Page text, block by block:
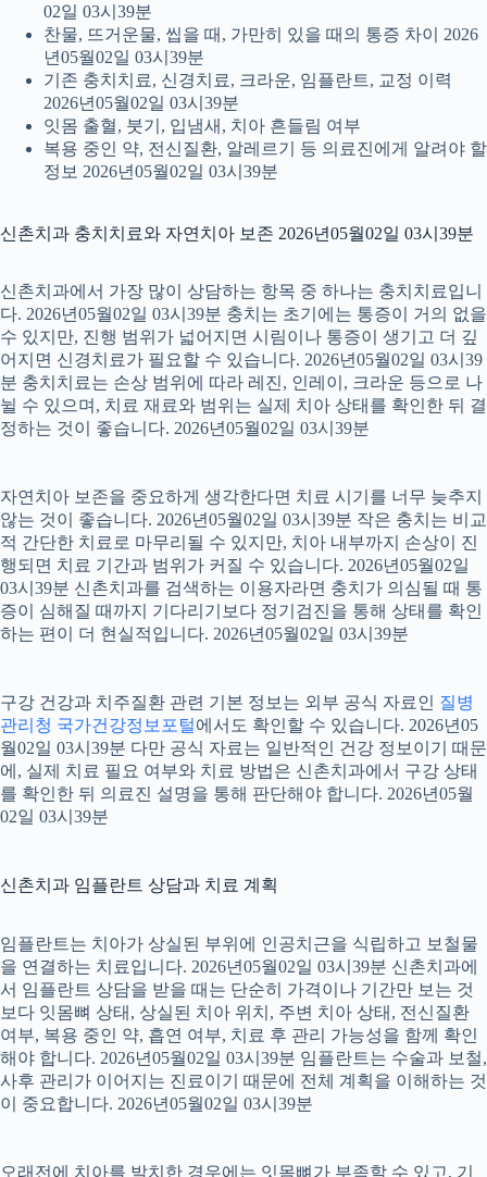
02일 03시39분
찬물, 뜨거운물, 씹을 때, 가만히 있을 때의 통증 차이 2026
년05월02일 03시39분
기존 충치치료, 신경치료, 크라운, 임플란트, 교정 이력
2026년05월02일 03시39분
잇몸 출혈, 붓기, 입냄새, 치아 흔들림 여부
복용 중인 약, 전신질환, 알레르기 등 의료진에게 알려야 할
정보 2026년05월02일 03시39분
신촌치과 충치치료와 자연치아 보존 2026년05월02일 03시39분
신촌치과에서 가장 많이 상담하는 항목 중 하나는 충치치료입니
다. 2026년05월02일 03시39분 충치는 초기에는 통증이 거의 없을
수 있지만, 진행 범위가 넓어지면 시림이나 통증이 생기고 더 깊
어지면 신경치료가 필요할 수 있습니다. 2026년05월02일 03시39
분 충치치료는 손상 범위에 따라 레진, 인레이, 크라운 등으로 나
뉠 수 있으며, 치료 재료와 범위는 실제 치아 상태를 확인한 뒤 결
정하는 것이 좋습니다. 2026년05월02일 03시39분
자연치아 보존을 중요하게 생각한다면 치료 시기를 너무 늦추지
않는 것이 좋습니다. 2026년05월02일 03시39분 작은 충치는 비교
적 간단한 치료로 마무리될 수 있지만, 치아 내부까지 손상이 진
행되면 치료 기간과 범위가 커질 수 있습니다. 2026년05월02일
03시39분 신촌치과를 검색하는 이용자라면 충치가 의심될 때 통
증이 심해질 때까지 기다리기보다 정기검진을 통해 상태를 확인
하는 편이 더 현실적입니다. 2026년05월02일 03시39분
구강 건강과 치주질환 관련 기본 정보는 외부 공식 자료인 질병
관리청 국가건강정보포털에서도 확인할 수 있습니다. 2026년05
월02일 03시39분 다만 공식 자료는 일반적인 건강 정보이기 때문
에, 실제 치료 필요 여부와 치료 방법은 신촌치과에서 구강 상태
를 확인한 뒤 의료진 설명을 통해 판단해야 합니다. 2026년05월
02일 03시39분
신촌치과 임플란트 상담과 치료 계획
임플란트는 치아가 상실된 부위에 인공치근을 식립하고 보철물
을 연결하는 치료입니다. 2026년05월02일 03시39분 신촌치과에
서 임플란트 상담을 받을 때는 단순히 가격이나 기간만 보는 것
보다 잇몸뼈 상태, 상실된 치아 위치, 주변 치아 상태, 전신질환
여부, 복용 중인 약, 흡연 여부, 치료 후 관리 가능성을 함께 확인
해야 합니다. 2026년05월02일 03시39분 임플란트는 수술과 보철,
사후 관리가 이어지는 진료이기 때문에 전체 계획을 이해하는 것
이 중요합니다. 2026년05월02일 03시39분
오래전에 치아를 발치한 경우에는 잇몸뼈가 부족할 수 있고, 기